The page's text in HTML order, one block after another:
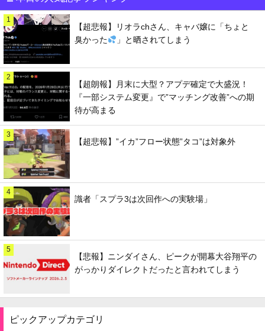
1
【超悲報】リオラchさん、キャバ嬢に「ちょと
臭かった
」と晒されてしまう
2
【超朗報】月末に大型？アプデ確定で大盛況！
『一部システム変更』で”マッチング改善”への期
待が高まる
3
【超悲報】”イカ”フロー状態”タコ”は対象外
4
識者「スプラ3は次回作への実験場」
5
【悲報】ニンダイさん、ピークが開幕大谷翔平の
がっかりダイレクトだったと言われてしまう
ピックアップカテゴリ